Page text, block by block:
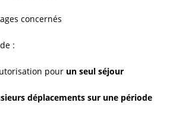
concernés
:
pour un seul séjour
déplacements sur une période